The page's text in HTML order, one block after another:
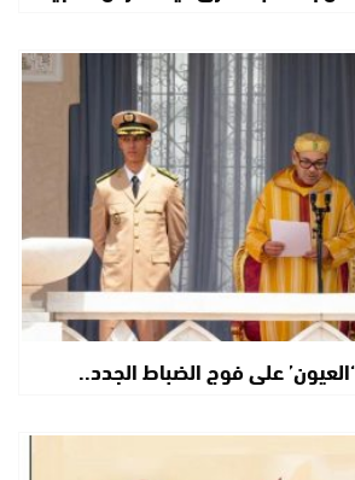
على فوج الضباط الجدد..